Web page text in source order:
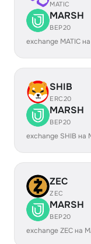
MATIC
MARSH
BEP20
exchange MATIC
SHIB
ERC20
MARSH
BEP20
exchange SHIB на
ZEC
ZEC
MARSH
BEP20
exchange ZEC на